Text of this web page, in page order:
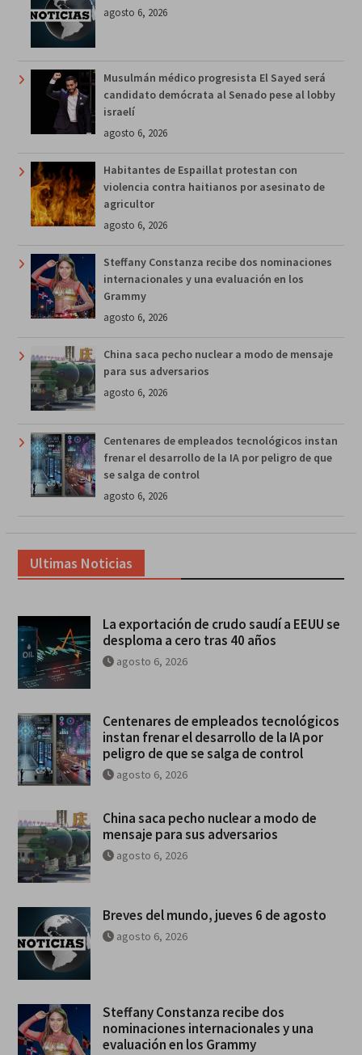
agosto 6, 2026
Musulmán médico progresista El Sayed será
candidato demócrata al Senado pese al lobby
israelí
agosto 6, 2026
Habitantes de Espaillat protestan con
violencia contra haitianos por asesinato de
agricultor
agosto 6, 2026
Steffany Constanza recibe dos nominaciones
internacionales y una evaluación en los
Grammy
agosto 6, 2026
China saca pecho nuclear a modo de mensaje
para sus adversarios
agosto 6, 2026
Centenares de empleados tecnológicos instan
frenar el desarrollo de la IA por peligro de que
se salga de control
agosto 6, 2026
Ultimas Noticias
La exportación de crudo saudí a EEUU se
desploma a cero tras 40 años
agosto 6, 2026
Centenares de empleados tecnológicos
instan frenar el desarrollo de la IA por
peligro de que se salga de control
agosto 6, 2026
China saca pecho nuclear a modo de
mensaje para sus adversarios
agosto 6, 2026
Breves del mundo, jueves 6 de agosto
agosto 6, 2026
Steffany Constanza recibe dos
nominaciones internacionales y una
evaluación en los Grammy